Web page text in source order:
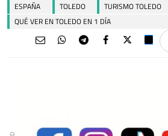
ESPAÑA TOLEDO TURISMO TOLEDO
QUÉ VER EN TOLEDO EN 1 DÍA